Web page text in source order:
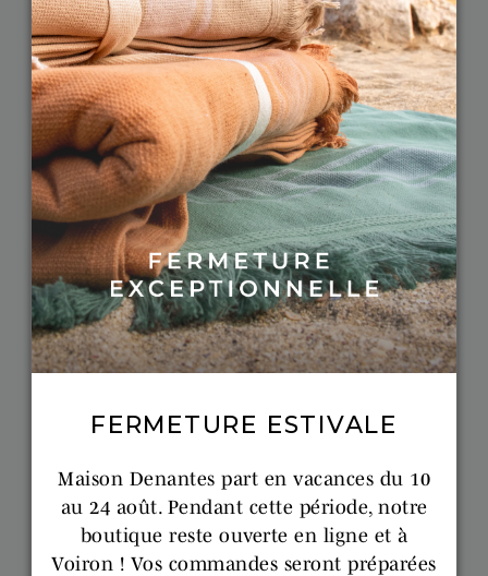
Vous allez craquer pour le rideau occultant
MANSON et ses motifs géométriques !
3.Les types
d’attaches et de
finitions des têtes de
rideaux
Les œillets: cette finition moderne permet
d’avoir une jolie ondulation et un tombé
œillets dont la couleur est personnalisable
qui coulissent aisément sur la tringle tube.
FERMETURE ESTIVALE
Maison Denantes part en vacances du 10
au 24 août. Pendant cette période, notre
boutique reste ouverte en ligne et à
Voiron ! Vos commandes seront préparées